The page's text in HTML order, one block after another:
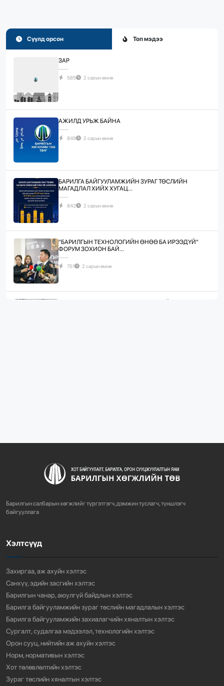
Сүүлд орсон Топ мэдээ
ЗАР
585 2 сарын өмнө
АЖИЛД УРЬЖ БАЙНА
849 2 сарын өмнө
БАРИЛГА БАЙГУУЛАМЖИЙН ЗУРАГ ТӨСЛИЙН
МАГАДЛАЛ ХИЙХ ХУГАЦ...
842 2 сарын өмнө
"БАРИЛГЫН ТЕХНОЛОГИЙН ӨНӨӨ БА ИРЭЭДҮЙ"
ФОРУМ ЗОХИОН БАЙ...
751 2 сарын өмнө
ХОТ БАЙГУУЛАЛТЫН ТУХАЙ ХУУЛИЙН
3 сарын өмнө
Барилгын салбарын хөгжлийг түргэтгэгч, дэмжин туслагч, түншлэгч
байгууллага
Хэлтсүүд
Захиргаа, аж ахуйн хэлтэс
Санхүү, эдийн засгийн хэлтэс
Барилгын чанар, аюулгүй байдлын хэлтэс
Барилга байгууламжийн зураг төслийн магадлалын хэлтэс
Барилга байгууламжийн захиалагчийн хяналтын хэлтэс
Сургалт, судалгаа мэдээлэл, технологийн хэлтэс
Орон сууц, нийтийн аж ахуйн хэлтэс
Норм, нормативын хэлтэс
Хот төлөвлөлтийн хэлтэс
Зураг төслийн хяналтын хэлтэс